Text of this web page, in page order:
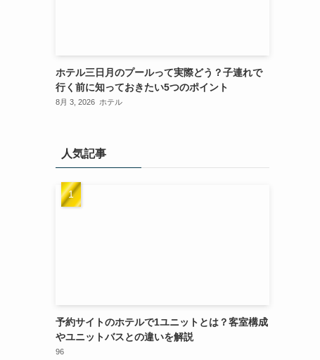
ホテル三日月のプールって実際どう？子連れで
行く前に知っておきたい5つのポイント
8月 3, 2026 ホテル
人気記事
予約サイトのホテルで1ユニットとは？客室構成
やユニットバスとの違いを解説
96